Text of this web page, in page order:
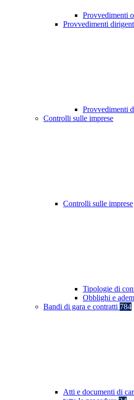
Provvedimenti
Provvedimenti
Provvedimenti
Controlli sulle imprese
Controlli sulle imprese
Tipologie di
Obblighi e
Bandi di gara e contratti 784
Atti e documenti di